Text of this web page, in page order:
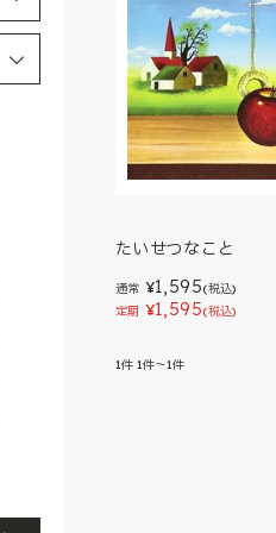
たいせつなこと
通常 ¥1,595(税込)
定期 ¥1,595(税込)
1件 1件～1件